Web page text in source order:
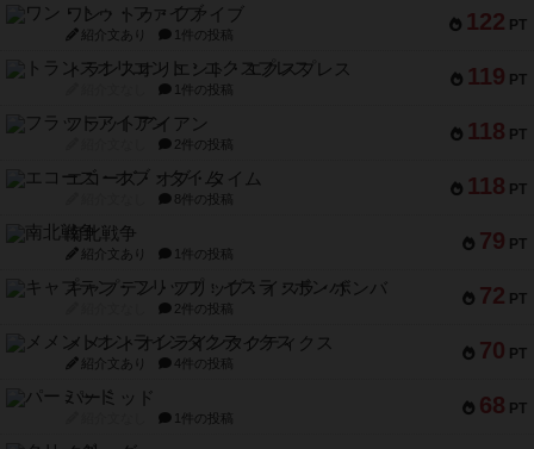
122 PT
ワン・トゥ・ファイブ
紹介文あり 1件の投稿
119 PT
トランスオリエント・エクスプレス
1件の投稿
118 PT
フラットアイアン
2件の投稿
118 PT
エコーズ・オブ・タイム
8件の投稿
79 PT
南北戦争
紹介文あり 1件の投稿
72 PT
キャプテン・フリップ：イスラ・ボンバ
2件の投稿
70 PT
メメントオンラインタクティクス
紹介文あり 4件の投稿
68 PT
パーミッド
1件の投稿